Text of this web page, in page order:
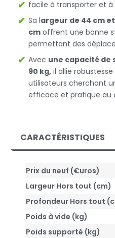
facile à transporter et à
Sa largeur de 44 cm
cm offrent une bonne
permettant des
Avec une capacité de
90 kg, il allie
utilisateurs cherchant
efficace et pratique au
CARACTÉRISTIQUES
Prix du neuf (€uros)
Largeur Hors tout (cm)
Profondeur Hors tout
Poids à vide (kg)
Poids supporté (kg)